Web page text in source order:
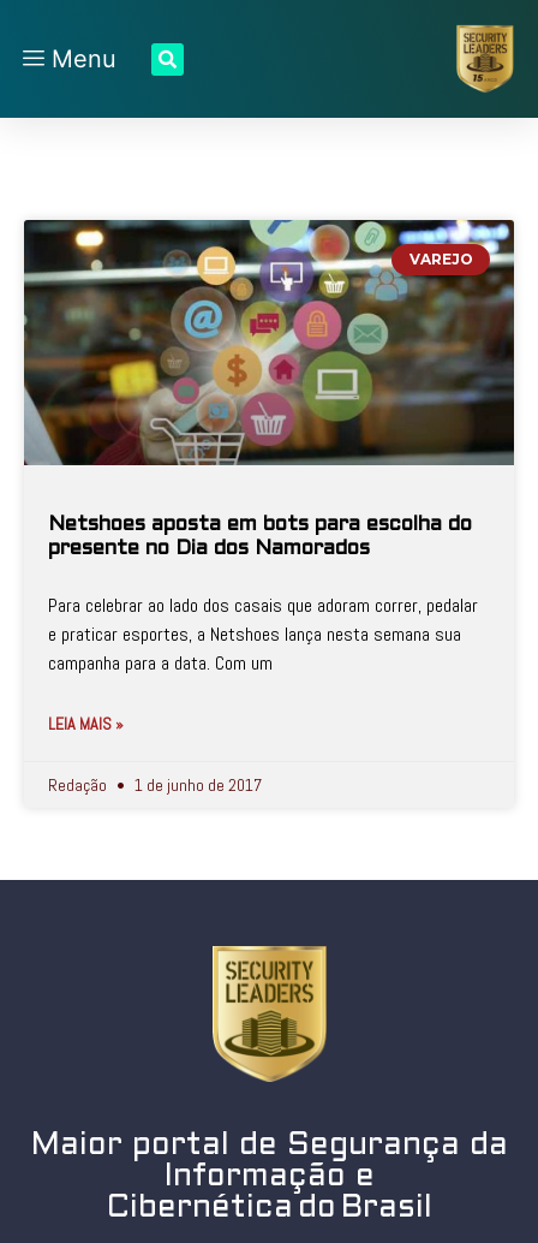
Menu
VAREJO
Netshoes aposta em bots para escolha do
presente no Dia dos Namorados
Para celebrar ao lado dos casais que adoram correr, pedalar
e praticar esportes, a Netshoes lança nesta semana sua
campanha para a data. Com um
LEIA MAIS »
Redação 1 de junho de 2017
Maior portal de Segurança da
Informação e
Cibernética do Brasil